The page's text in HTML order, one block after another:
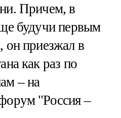
Причем, в
будучи первым
он приезжал в
как раз по
– на
"Россия –